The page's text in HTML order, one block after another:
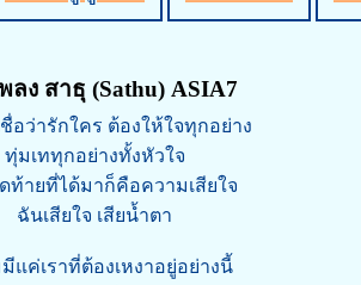
ลง สาธุ (Sathu) ASIA7
ชื่อว่ารักใคร ต้องให้ใจทุกอย่าง
ทุ่มเททุกอย่างทั้งหัวใจ
ท้ายที่ได้มาก็คือความเสียใจ
ฉันเสียใจ เสียน้ำตา
แค่เราที่ต้องเหงาอยู่อย่างนี้